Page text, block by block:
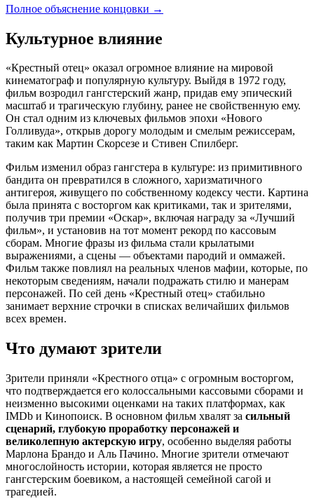
Полное объяснение концовки →
Культурное влияние
«Крестный отец» оказал огромное влияние на мировой
кинематограф и популярную культуру. Выйдя в 1972 году,
фильм возродил гангстерский жанр, придав ему эпический
масштаб и трагическую глубину, ранее не свойственную ему.
Он стал одним из ключевых фильмов эпохи «Нового
Голливуда», открыв дорогу молодым и смелым режиссерам,
таким как Мартин Скорсезе и Стивен Спилберг.
Фильм изменил образ гангстера в культуре: из примитивного
бандита он превратился в сложного, харизматичного
антигероя, живущего по собственному кодексу чести. Картина
была принята с восторгом как критиками, так и зрителями,
получив три премии «Оскар», включая награду за «Лучший
фильм», и установив на тот момент рекорд по кассовым
сборам. Многие фразы из фильма стали крылатыми
выражениями, а сцены — объектами пародий и оммажей.
Фильм также повлиял на реальных членов мафии, которые, по
некоторым сведениям, начали подражать стилю и манерам
персонажей. По сей день «Крестный отец» стабильно
занимает верхние строчки в списках величайших фильмов
всех времен.
Что думают зрители
Зрители приняли «Крестного отца» с огромным восторгом,
что подтверждается его колоссальными кассовыми сборами и
неизменно высокими оценками на таких платформах, как
IMDb и Кинопоиск. В основном фильм хвалят за сильный
сценарий, глубокую проработку персонажей и
великолепную актерскую игру, особенно выделяя работы
Марлона Брандо и Аль Пачино. Многие зрители отмечают
многослойность истории, которая является не просто
гангстерским боевиком, а настоящей семейной сагой и
трагедией.